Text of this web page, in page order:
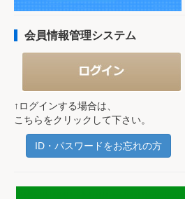
会員情報管理システム
↑ログインする場合は、
こちらをクリックして下さい。
ID・パスワードをお忘れの方